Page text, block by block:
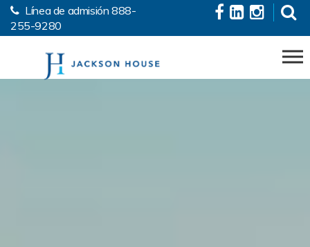
Skip to the content
Línea de admisión888-
255-9280